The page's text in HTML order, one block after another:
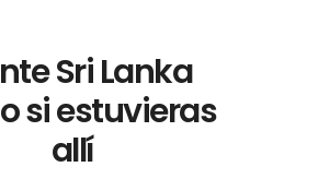
Sri Lanka
si estuvieras
allí